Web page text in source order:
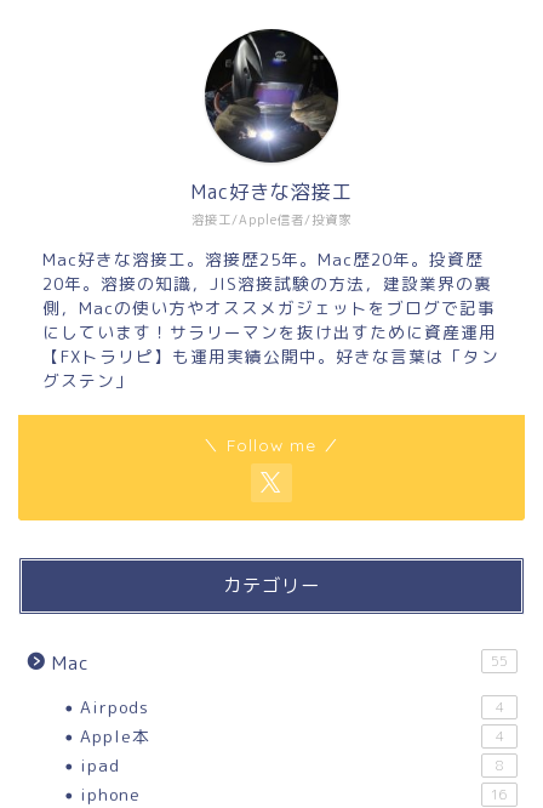
溶接工/Apple信者/投資家
Mac好きな溶接工
Mac好きな溶接工。溶接歴25年。Mac歴20年。投資歴
20年。溶接の知識，JIS溶接試験の方法，建設業界の裏
側，Macの使い方やオススメガジェットをブログで記事
にしています！サラリーマンを抜け出すために資産運用
【FXトラリピ】も運用実績公開中。好きな言葉は「タン
グステン」
＼ Follow me ／
カテゴリー
Mac 55
Airpods 4
Apple本 4
ipad 8
iphone 16